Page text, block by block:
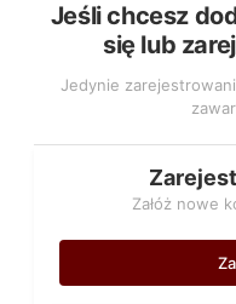
Jeśli chcesz
się lub
Jedynie
Załóż nowe